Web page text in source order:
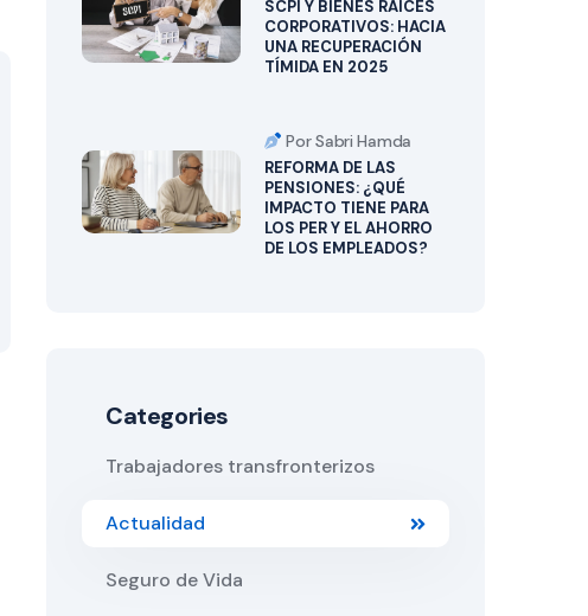
SCPI Y BIENES RAÍCES
CORPORATIVOS: HACIA
UNA RECUPERACIÓN
TÍMIDA EN 2025
Por Sabri Hamda
REFORMA DE LAS
PENSIONES: ¿QUÉ
IMPACTO TIENE PARA
LOS PER Y EL AHORRO
DE LOS EMPLEADOS?
Categories
Trabajadores transfronterizos
Actualidad
Seguro de Vida